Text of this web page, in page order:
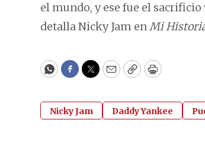
el mundo, y ese fue el
detalla Nicky Jam enMi
WhatsApp
Facebook
Twitter
EmailCopyPrint
Nicky Jam Daddy Yankee